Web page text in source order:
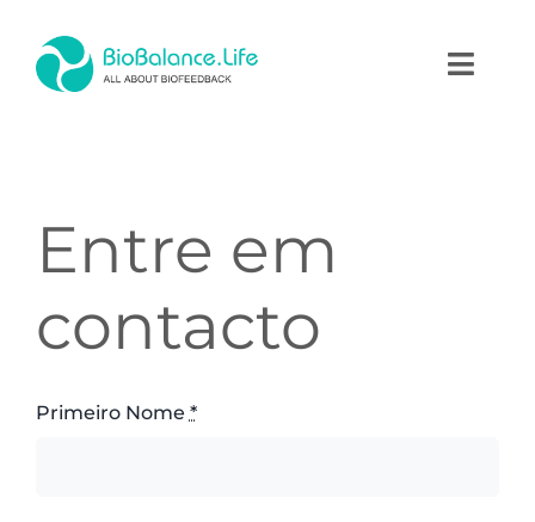
content
Academia
Blog
Entre em
contacto
Primeiro Nome *